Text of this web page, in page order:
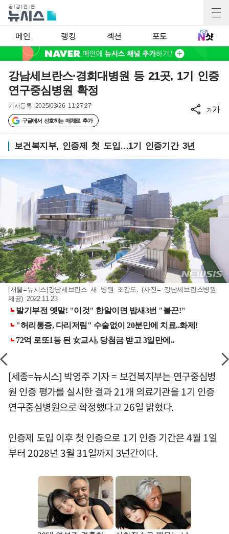
메인 랭킹 섹션 포토
강남세브란스·경희대병원 등 21곳, 1기 인증
연구중심병원 확정
기사등록 2025/03/26 11:27:27
구글에서 선호하는 매체로 추가
가가
보건복지부, 인증제 첫 도입…1기 인증기간 3년
[서울=뉴시스]강남세브란스 새 병원 조감도. (사진= 강남세브란스병원
제공) 2022.11.23
[세종=뉴시스] 박영주 기자 = 보건복지부는 연구중심병
원 인증 평가를 실시한 결과 21개 의료기관을 1기 인증
연구중심병원으로 확정했다고 26일 밝혔다.
인증제 도입 이후 첫 인증으로 1기 인증 기간은 4월 1일
부터 2028년 3월 31일까지 3년간이다.